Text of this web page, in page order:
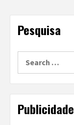
Pesquisa
Publicidade